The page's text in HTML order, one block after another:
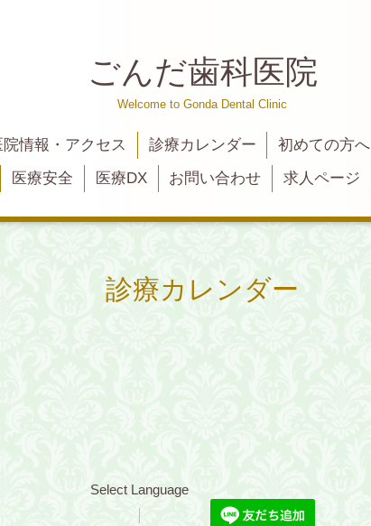
ごんだ歯科医院
Welcome to Gonda Dental Clinic
院情報・アクセス 診療カレンダー 初めての方へ
医療安全
医療DX お問い合わせ 求人ページ
診療カレンダー
Select Language